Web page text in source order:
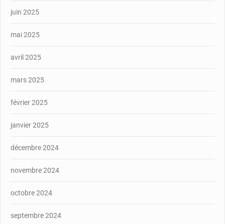
juin 2025
mai 2025
avril 2025
mars 2025
février 2025
janvier 2025
décembre 2024
novembre 2024
octobre 2024
septembre 2024